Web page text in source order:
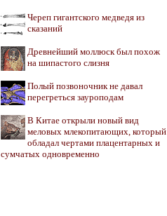
Череп гигантского медведя из
сказаний
Древнейший моллюск был похож
на шипастого слизня
Полый позвоночник не давал
перегреться зауроподам
В Китае открыли новый вид
меловых млекопитающих, который
обладал чертами плацентарных и
сумчатых одновременно